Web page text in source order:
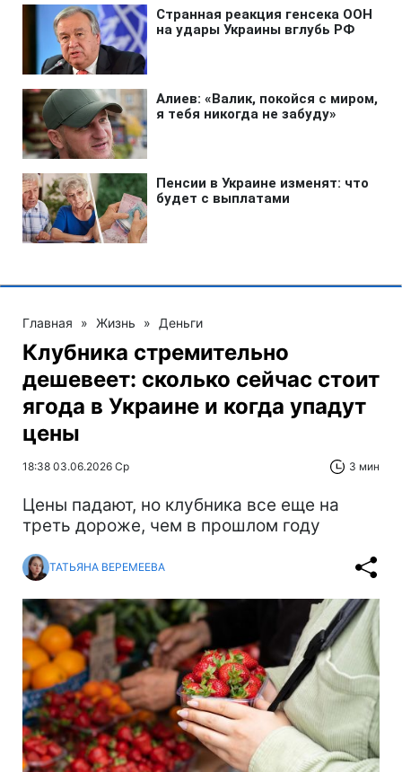
Главная » Жизнь » Деньги
Клубника стремительно
дешевеет: сколько сейчас стоит
ягода в Украине и когда упадут
цены
18:38 03.06.2026 Ср 3 мин
Цены падают, но клубника все еще на
треть дороже, чем в прошлом году
ТАТЬЯНА ВЕРЕМЕЕВА